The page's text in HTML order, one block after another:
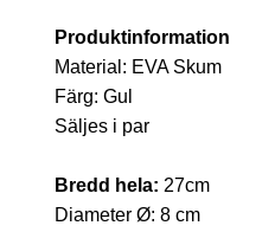
Produktinformation
Material: EVA Skum
Färg: Gul
Säljes i par
Bredd hela: 27cm
Diameter Ø: 8 cm